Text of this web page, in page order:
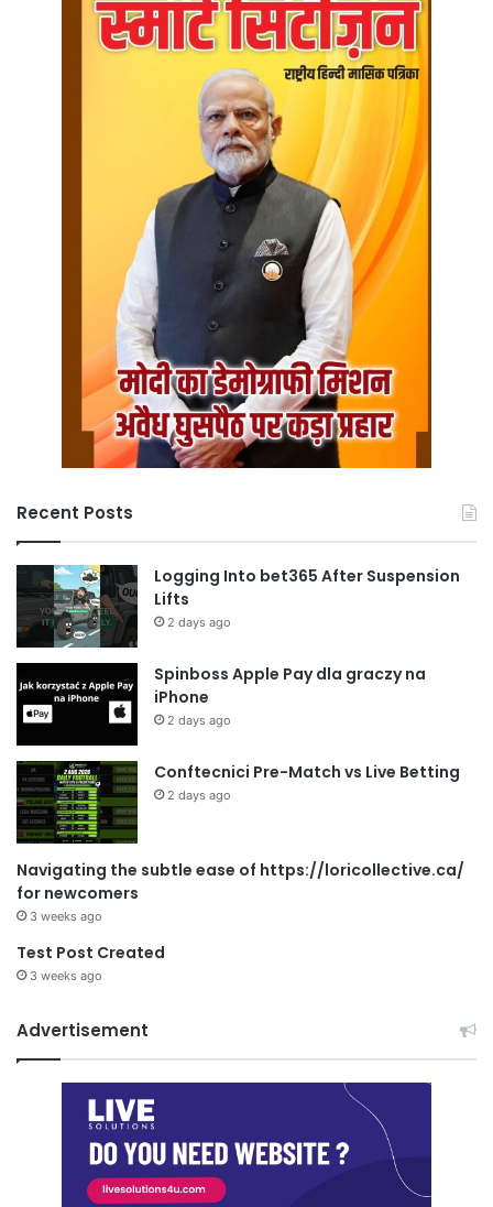
Recent Posts
Logging Into bet365 After Suspension
Lifts
2 days ago
Spinboss Apple Pay dla graczy na
iPhone
2 days ago
Conftecnici Pre-Match vs Live Betting
2 days ago
Navigating the subtle ease of https://loricollective.ca/
for newcomers
3 weeks ago
Test Post Created
3 weeks ago
Advertisement